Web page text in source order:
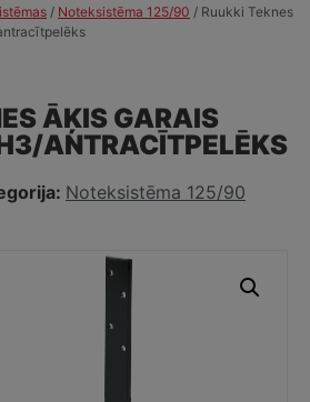
/ Noteksistēma 125/90 / Ruukki Teknes
ĀĶIS GARAIS
ANTRACĪTPELĒKS
Noteksistēma 125/90